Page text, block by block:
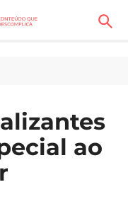
ao